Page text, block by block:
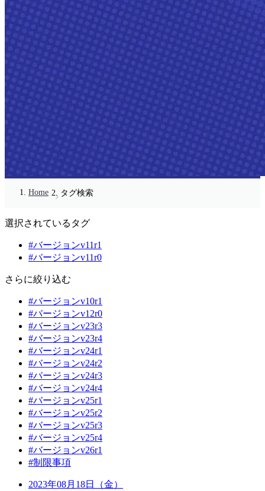
Home タグ検索
選択されているタグ
#バージョンv11r1
#バージョンv11r0
さらに絞り込む
#バージョンv10r1
#バージョンv12r0
#バージョンv23r3
#バージョンv23r4
#バージョンv24r1
#バージョンv24r2
#バージョンv24r3
#バージョンv24r4
#バージョンv25r1
#バージョンv25r2
#バージョンv25r3
#バージョンv25r4
#バージョンv26r1
#制限事項
2023年08月18日（金）